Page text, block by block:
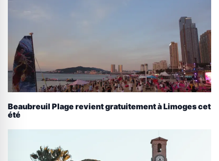
Beaubreuil Plage revient gratuitement à Limoges cet
été